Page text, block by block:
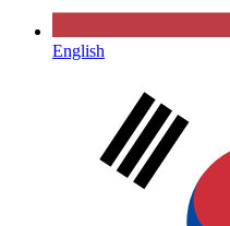
English